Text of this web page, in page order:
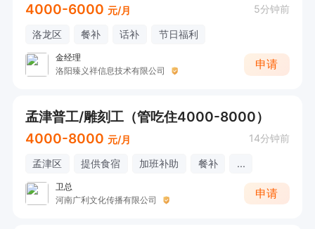
4000-6000 元/月 5分钟前
洛龙区 餐补 话补 节日福利
金经理
洛阳臻义祥信息技术有限公司
申请
孟津普工/雕刻工（管吃住4000-8000）
4000-8000 元/月 14分钟前
孟津区 提供食宿 加班补助 餐补 ...
卫总
河南广利文化传播有限公司
申请